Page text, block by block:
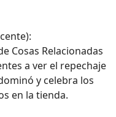
Cosas Relacionadas
a ver el repechaje
y celebra los
en la tienda.